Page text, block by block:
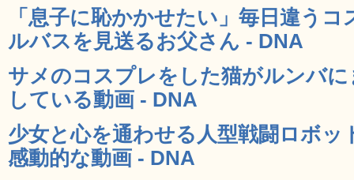
「息子に恥かかせたい」毎日違う
ルバスを見送るお父さん - DNA
サメのコスプレをした猫がルンバ
している動画 - DNA
少女と心を通わせる人型戦闘ロボ
感動的な動画 - DNA